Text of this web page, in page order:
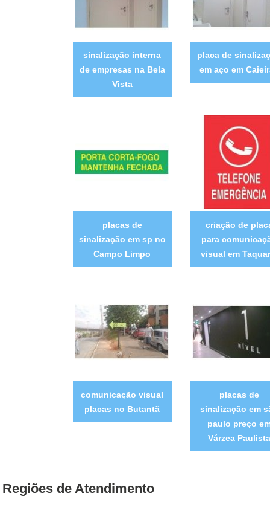
sinalização interna
de empresas na Bela
Vista
placa de
em aço em
placas de
sinalização em sp no
Campo Limpo
criação de
para
visual em
comunicação visual
placas no Butantã
placas de
sinalização em
paulo preço
Várzea Paulista
Regiões de Atendimento